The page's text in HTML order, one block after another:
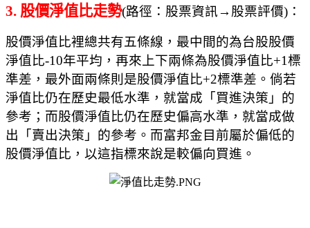
3. 股價淨值比走勢(路徑：股票資訊→股票評價) ：
股價淨值比裡總共有五條線，最中間的為台股股價
淨值比-10年平均，再來上下兩條為股價淨值比+1標
準差，最外面兩條則是股價淨值比+2標準差。倘若
淨值比仍在歷史最低水準，就當成「買進決策」的
參考；而股價淨值比仍在歷史偏高水準，就當成做
出「賣出決策」的參考。而富邦金目前屬於偏低的
股價淨值比，以這指標來說是較偏向買進。